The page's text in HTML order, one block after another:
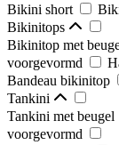
Bikini short
Bikinitops
Bikinitop met
voorgevormd
Bandeau bikinitop
Tankini
Tankini met beugel
voorgevormd